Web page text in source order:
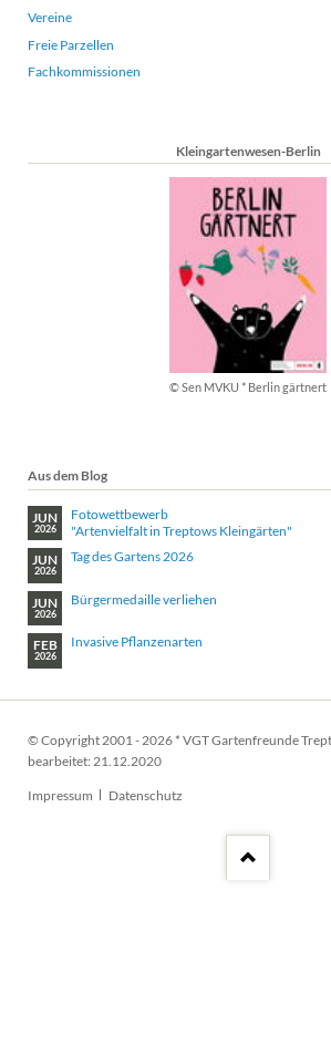
Vereine
Freie Parzellen
Fachkommissionen
Kleingartenwesen-Berlin
© Sen MVKU * Berlin gärtnert
Aus dem Blog
JUN
2026
Fotowettbewerb
"Artenvielfalt in Treptows Kleingärten"
JUN
2026
Tag des Gartens 2026
JUN
2026
Bürgermedaille verliehen
FEB
2026
Invasive Pflanzenarten
© Copyright 2001 - 2026 * VGT Gartenfreunde
bearbeitet: 21.12.2020
Navigation
Impressum Datenschutz